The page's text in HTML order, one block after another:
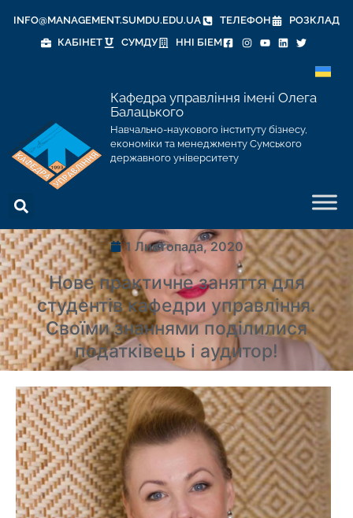
INFO@MANAGEMENT.SUMDU.EDU.UA ТЕЛЕФОН
РОЗКЛАД
КАБІНЕТ
СУМДУ ННІ БІЕМ
Кафедра управління імені Олега
Балацького
Навчально-наукового інституту бізнесу,
економіки та менеджменту Сумського
державного університету
1 Листопада, 2020
Нове практичне заняття для
студентів кафедри управління.
Своїми знаннями поділилися
податківець і аудитор!